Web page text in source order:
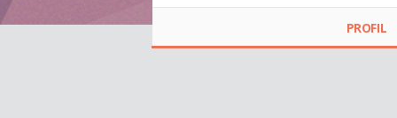
PROFIL